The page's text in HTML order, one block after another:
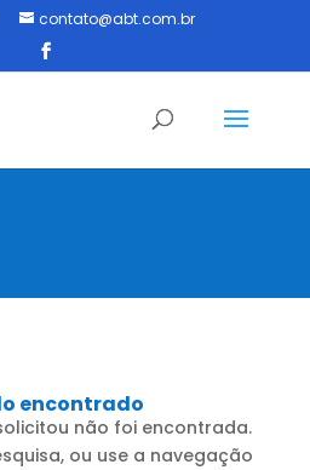
contato@abt.com.br
encontrado
não foi encontrada.
ou use a navegação